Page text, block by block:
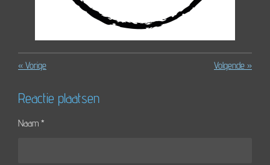
« Vorige Volgende »
Reactie plaatsen
Naam *